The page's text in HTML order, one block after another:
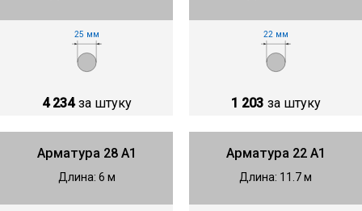
25 мм
4 234 за штуку
22 мм
1 203 за штуку
Арматура 28 А1
Длина: 6 м
Арматура 22 А1
Длина: 11.7 м